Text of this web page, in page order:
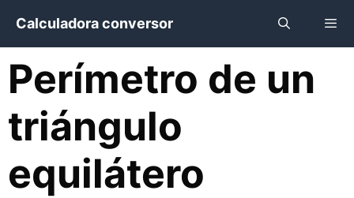
contenido
Calculadora conversor
Perímetro de un
triángulo
equilátero